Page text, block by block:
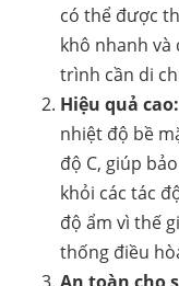
có thể được
khô nhanh và
trình cần di
Hiệu quả cao:
nhiệt độ bề
độ C, giúp
khỏi các tác
độ ẩm vì thế
thống điều